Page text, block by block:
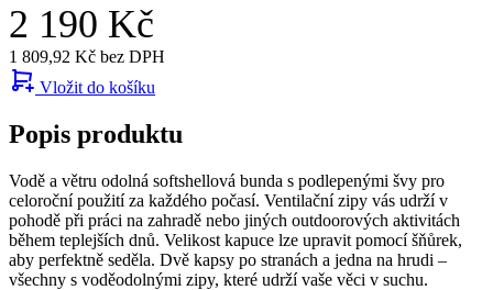
2 190 Kč
1 809,92 Kč bez DPH
Vložit do košíku
Popis produktu
Vodě a větru odolná softshellová bunda s podlepenými švy pro
celoroční použití za každého počasí. Ventilační zipy vás udrží v
pohodě při práci na zahradě nebo jiných outdoorových aktivitách
během teplejších dnů. Velikost kapuce lze upravit pomocí šňůrek,
aby perfektně seděla. Dvě kapsy po stranách a jedna na hrudi –
všechny s voděodolnými zipy, které udrží vaše věci v suchu.